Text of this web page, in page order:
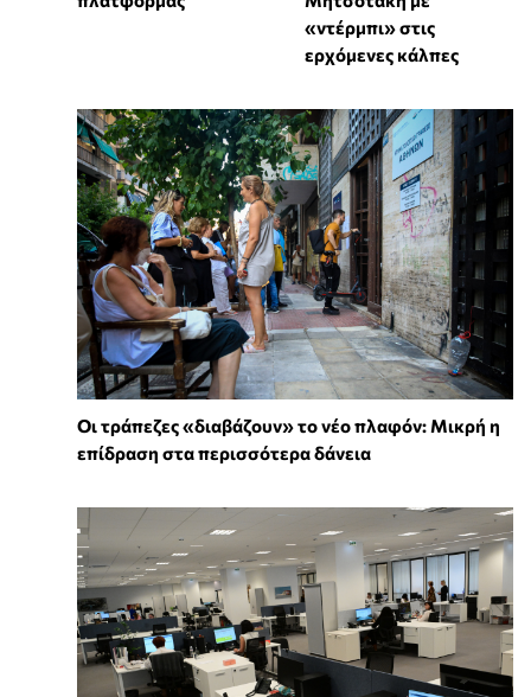
«ντέρμπι» στις
ερχόμενες κάλπες
Οι τράπεζες «διαβάζουν» το νέο πλαφόν: Μικρή η
επίδραση στα περισσότερα δάνεια